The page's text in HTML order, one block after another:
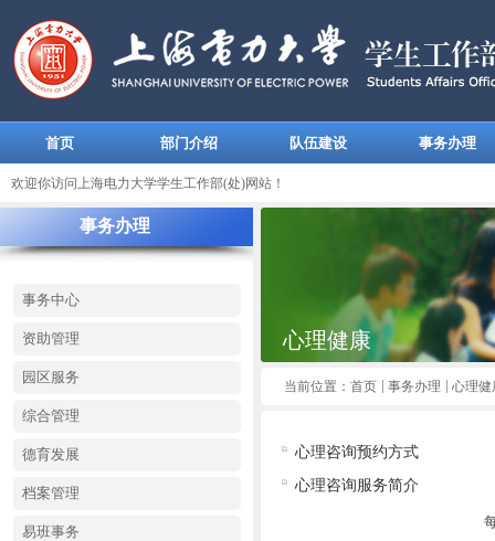
首页 部门介绍 队伍建设 事务办理
欢迎你访问上海电力大学学生工作部(处)网站！
事务办理
事务中心
资助管理
园区服务
综合管理
德育发展
档案管理
易班事务
心理健康
当前位置： 首页 事务办理 心理健
心理咨询预约方式
心理咨询服务简介